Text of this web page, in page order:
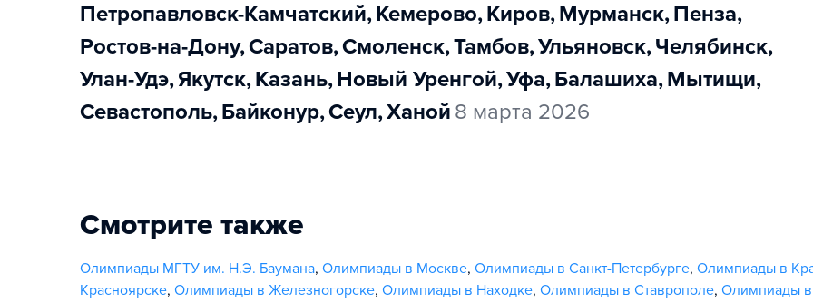
Петропавловск-Камчатский, Кемерово, Киров, Мурманск, Пенза,
Ростов-на-Дону, Саратов, Смоленск, Тамбов, Ульяновск, Челябинск,
Улан-Удэ, Якутск, Казань, Новый Уренгой, Уфа, Балашиха, Мытищи,
Севастополь, Байконур, Сеул, Ханой 8 марта 2026
Смотрите также
Олимпиады МГТУ им. Н.Э. Баумана, Олимпиады в Москве, Олимпиады в Санкт-Петербурге, Олимпиады в
Красноярске, Олимпиады в Железногорске, Олимпиады в Находке, Олимпиады в Ставрополе, Олимпиады